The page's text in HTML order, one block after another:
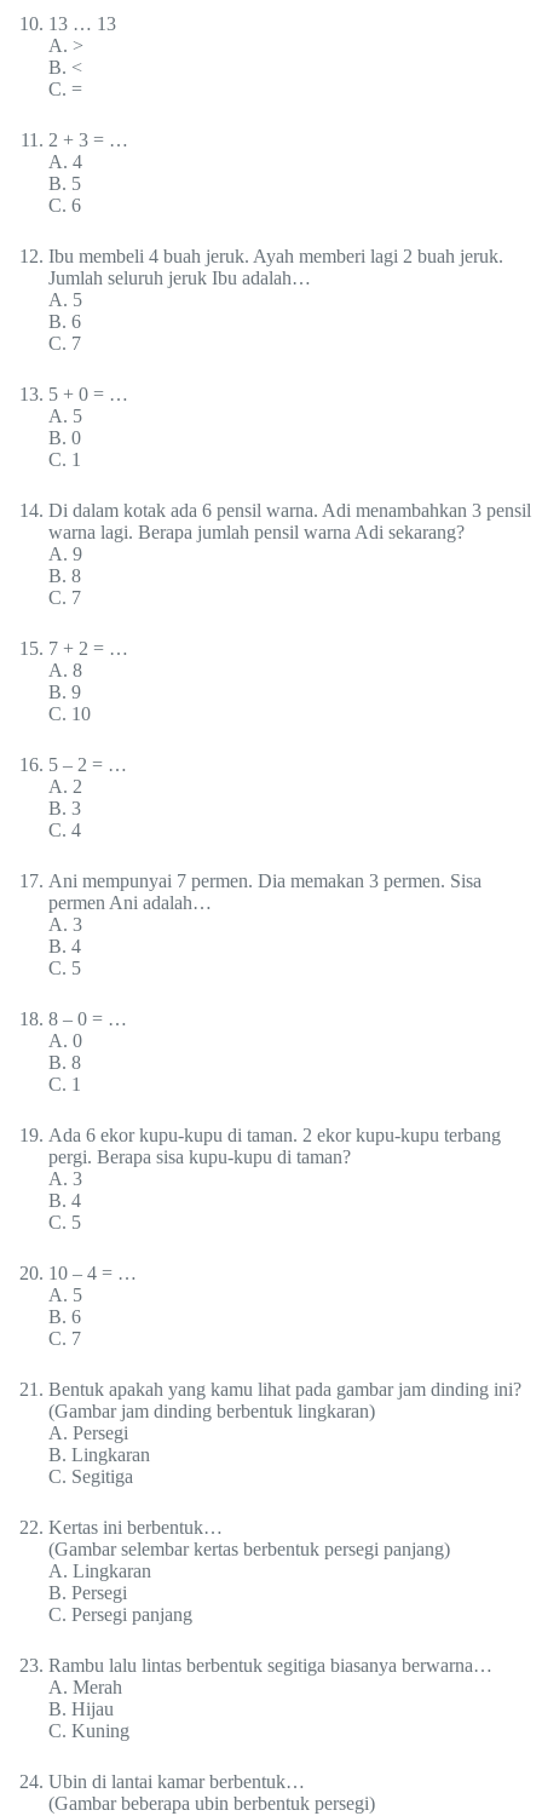
13 … 13
A. >
B. <
C. =
2 + 3 = …
A. 4
B. 5
C. 6
Ibu membeli 4 buah jeruk. Ayah memberi lagi 2 buah jeruk.
Jumlah seluruh jeruk Ibu adalah…
A. 5
B. 6
C. 7
5 + 0 = …
A. 5
B. 0
C. 1
Di dalam kotak ada 6 pensil warna. Adi menambahkan 3 pensil
warna lagi. Berapa jumlah pensil warna Adi sekarang?
A. 9
B. 8
C. 7
7 + 2 = …
A. 8
B. 9
C. 10
5 – 2 = …
A. 2
B. 3
C. 4
Ani mempunyai 7 permen. Dia memakan 3 permen. Sisa
permen Ani adalah…
A. 3
B. 4
C. 5
8 – 0 = …
A. 0
B. 8
C. 1
Ada 6 ekor kupu-kupu di taman. 2 ekor kupu-kupu terbang
pergi. Berapa sisa kupu-kupu di taman?
A. 3
B. 4
C. 5
10 – 4 = …
A. 5
B. 6
C. 7
Bentuk apakah yang kamu lihat pada gambar jam dinding ini?
(Gambar jam dinding berbentuk lingkaran)
A. Persegi
B. Lingkaran
C. Segitiga
Kertas ini berbentuk…
(Gambar selembar kertas berbentuk persegi panjang)
A. Lingkaran
B. Persegi
C. Persegi panjang
Rambu lalu lintas berbentuk segitiga biasanya berwarna…
A. Merah
B. Hijau
C. Kuning
Ubin di lantai kamar berbentuk…
(Gambar beberapa ubin berbentuk persegi)